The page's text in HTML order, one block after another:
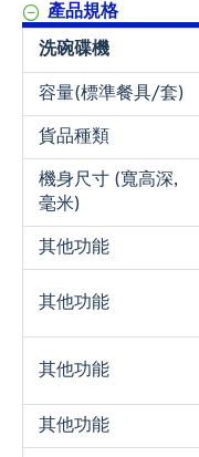
產品規格
洗碗碟機
容量(標準餐具/套)
貨品種類
機身尺寸 (寬高深,
毫米)
其他功能
其他功能
其他功能
其他功能